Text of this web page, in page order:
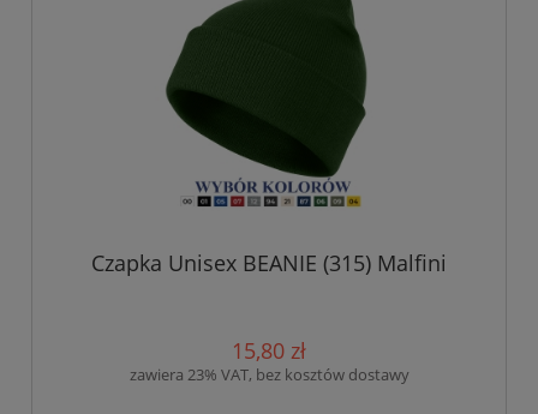
Czapka Unisex BEANIE (315) Malfini
15,80 zł
zawiera 23% VAT, bez kosztów dostawy